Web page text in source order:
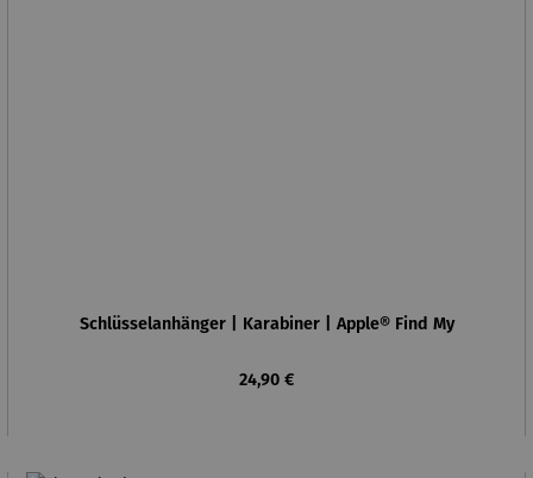
Schlüsselanhänger | Karabiner | Apple® Find My
Regulärer Preis:
24,90 €